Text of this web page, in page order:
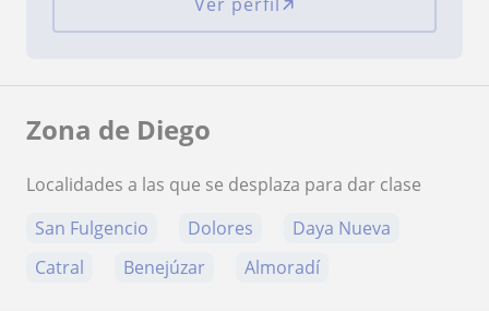
Ver perfil
Zona de Diego
Localidades a las que se desplaza para dar clase
San Fulgencio
Dolores
Daya Nueva
Catral
Benejúzar Almoradí